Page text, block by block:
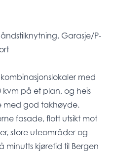
Garasje/P-
med
kvm på et plan, og heis
med god takhøyde.
fasade, flott utsikt mot
store uteområder og
kjøretid til Bergen